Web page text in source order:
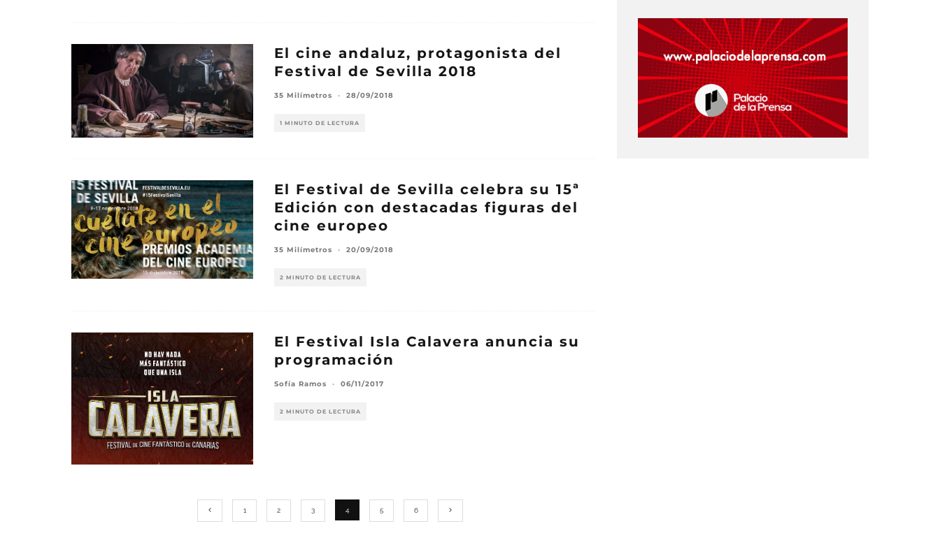
El cine andaluz, protagonista del
Festival de Sevilla 2018
35 Milímetros · 28/09/2018
1 MINUTO DE LECTURA
El Festival de Sevilla celebra su 15ª
Edición con destacadas figuras del
cine europeo
35 Milímetros · 20/09/2018
2 MINUTO DE LECTURA
El Festival Isla Calavera anuncia su
programación
Sofía Ramos · 06/11/2017
2 MINUTO DE LECTURA
1 2 3 4 5 6